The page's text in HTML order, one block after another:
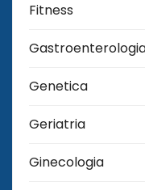
Fitness
Genetica
Geriatria
Ginecologia